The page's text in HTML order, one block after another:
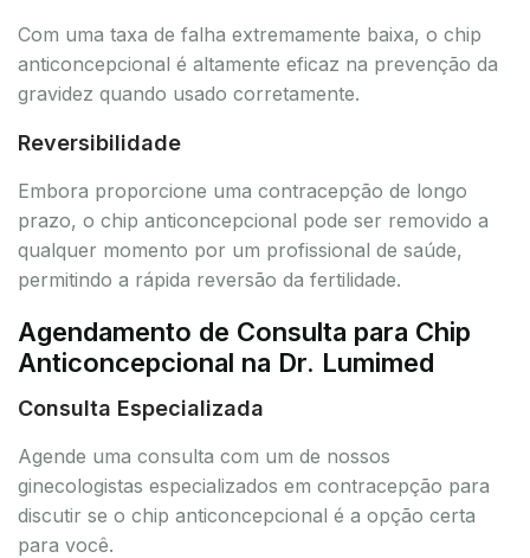
Com uma taxa de falha extremamente baixa, o chip
anticoncepcional é altamente eficaz na prevenção da
gravidez quando usado corretamente.
Reversibilidade
Embora proporcione uma contracepção de longo
prazo, o chip anticoncepcional pode ser removido a
qualquer momento por um profissional de saúde,
permitindo a rápida reversão da fertilidade.
Agendamento de Consulta para Chip
Anticoncepcional na Dr. Lumimed
Consulta Especializada
Agende uma consulta com um de nossos
ginecologistas especializados em contracepção para
discutir se o chip anticoncepcional é a opção certa
para você.